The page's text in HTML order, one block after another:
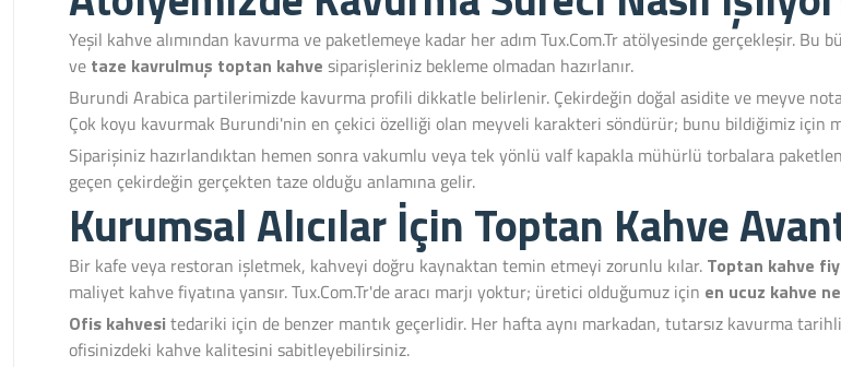
Yeşil kahve alımından kavurma ve paketlemeye kadar her adım Tux.Com.Tr atölyesinde gerçekleşir.
ve taze kavrulmuş toptan kahve siparişleriniz bekleme olmadan hazırlanır.
Burundi Arabica partilerimizde kavurma profili dikkatle belirlenir. Çekirdeğin doğal asidite ve meyve
Çok koyu kavurmak Burundi'nin en çekici özelliği olan meyveli karakteri söndürür; bunu bildiğimiz için
Siparişiniz hazırlandıktan hemen sonra vakumlu veya tek yönlü valf kapakla mühürlü torbalara
geçen çekirdeğin gerçekten taze olduğu anlamına gelir.
Kurumsal Alıcılar İçin Toptan Kahve
Bir kafe veya restoran işletmek, kahveyi doğru kaynaktan temin etmeyi zorunlu kılar. Toptan kahve
maliyet kahve fiyatına yansır. Tux.Com.Tr'de aracı marjı yoktur; üretici olduğumuz için en ucuz kahve
Ofis kahvesi tedariki için de benzer mantık geçerlidir. Her hafta aynı markadan, tutarsız kavurma
ofisinizdeki kahve kalitesini sabitleyebilirsiniz.